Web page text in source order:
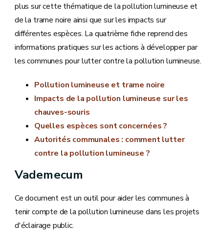
plus sur cette thématique de la pollution lumineuse et
de la trame noire ainsi que sur les impacts sur
différentes espèces. La quatrième fiche reprend des
informations pratiques sur les actions à développer par
les communes pour lutter contre la pollution lumineuse.
Pollution lumineuse et trame noire
Impacts de la pollution lumineuse sur les
chauves-souris
Quelles espèces sont concernées ?
Autorités communales : comment lutter
contre la pollution lumineuse ?
Vademecum
Ce document est un outil pour aider les communes à
tenir compte de la pollution lumineuse dans les projets
d'éclairage public.